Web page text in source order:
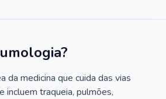
da medicina que cuida das vias
incluem traqueia, pulmões,